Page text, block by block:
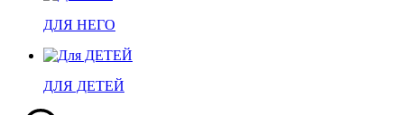
ДЛЯ НЕГО
ДЛЯ ДЕТЕЙ